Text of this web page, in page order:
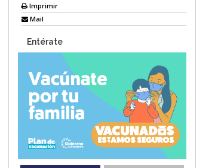
Imprimir
Mail
Entérate